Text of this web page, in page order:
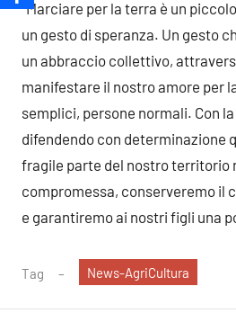
“Marciare per la terra è un
un gesto di speranza. Un gesto
un abbraccio collettivo,
manifestare il nostro amore per
semplici, persone normali. Con
difendendo con determinazione
fragile parte del nostro territorio
compromessa, conserveremo il
e garantiremo ai nostri figli una
Tag News-AgriCultura